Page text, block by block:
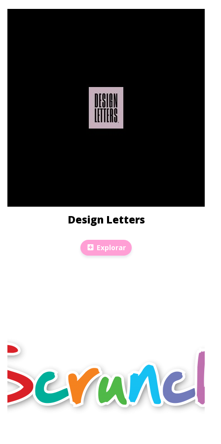
Design Letters
Explorar